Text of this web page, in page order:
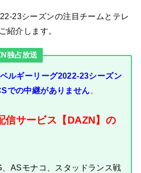
23シーズンの注目チームとテレ
紹介します。
独占放送
ルギーリーグ2022-23シーズン
での中継がありません
信サービス【DAZN】の
ASモナコ、スタッドランス戦